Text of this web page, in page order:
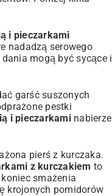
i pieczarkami
nadadzą serowego
mogą być sycące i
garść suszonych
pestki
i pieczarkaminabierze
pierś z kurczaka.
z kurczakiem to
smażenia
krojonych pomidorów